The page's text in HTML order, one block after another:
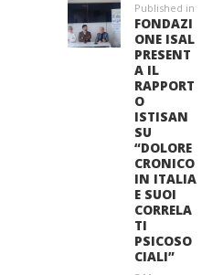
Published in
FONDAZI
ONE ISAL
PRESENT
A IL
RAPPORT
O
ISTISAN
SU
“DOLORE
CRONICO
IN ITALIA
E SUOI
CORRELA
TI
PSICOSO
CIALI”